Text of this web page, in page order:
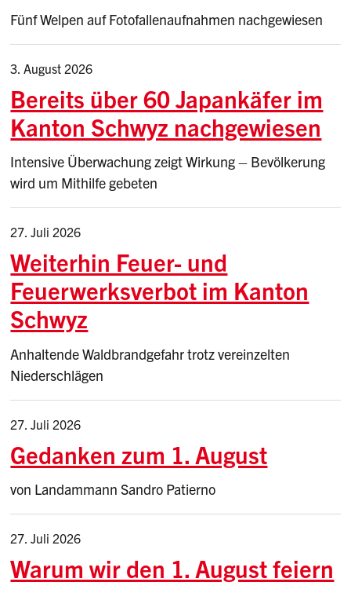
Fünf Welpen auf Fotofallenaufnahmen nachgewiesen
Bereits über 60 Japankäfer im
Kanton Schwyz nachgewiesen
3. August 2026
Intensive Überwachung zeigt Wirkung – Bevölkerung
wird um Mithilfe gebeten
Weiterhin Feuer- und
Feuerwerksverbot im Kanton
Schwyz
27. Juli 2026
Anhaltende Waldbrandgefahr trotz vereinzelten
Niederschlägen
Gedanken zum 1. August
27. Juli 2026
von Landammann Sandro Patierno
Warum wir den 1. August feiern
27. Juli 2026